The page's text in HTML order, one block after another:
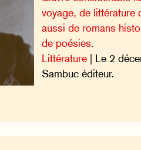
voyage, de littérature
aussi de romans
de poésies.
Littérature | Le 2
Sambuc éditeur.